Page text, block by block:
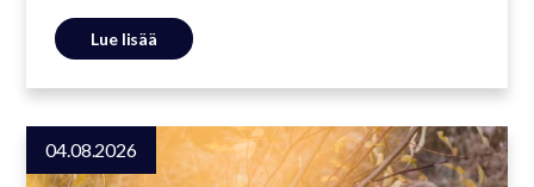
Lue lisää
04.08.2026